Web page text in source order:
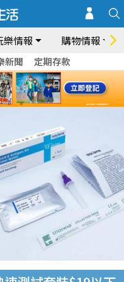
樂情報 購物情報
新聞 定期存款